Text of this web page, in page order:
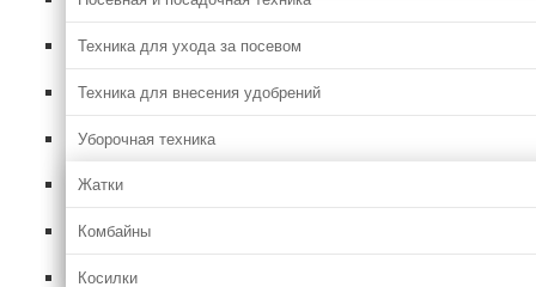
Техника для ухода за посевом
Техника для внесения удобрений
Уборочная техника
Жатки
Комбайны
Косилки